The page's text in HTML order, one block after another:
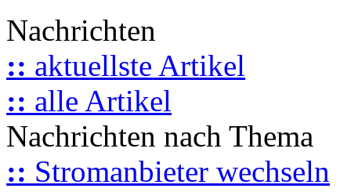
Nachrichten
:: aktuellste Artikel
:: alle Artikel
Nachrichten nach Thema
:: Stromanbieter wechseln